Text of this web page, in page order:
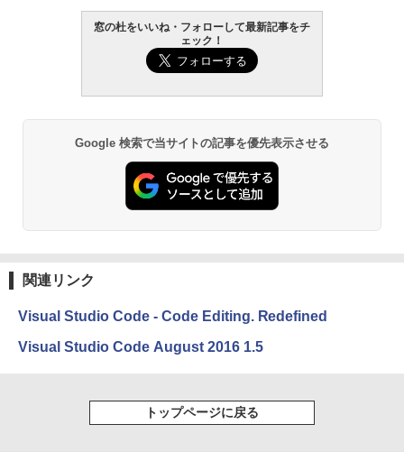
窓の杜をいいね・フォローして最新記事をチ
ェック！
Google 検索で当サイトの記事を優先表示させる
関連リンク
Visual Studio Code - Code Editing. Redefined
Visual Studio Code August 2016 1.5
トップページに戻る